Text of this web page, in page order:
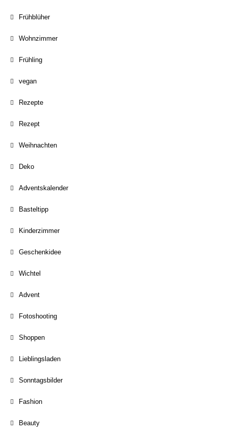
Frühblüher
Wohnzimmer
Frühling
vegan
Rezepte
Rezept
Weihnachten
Deko
Adventskalender
Basteltipp
Kinderzimmer
Geschenkidee
Wichtel
Advent
Fotoshooting
Shoppen
Lieblingsladen
Sonntagsbilder
Fashion
Beauty